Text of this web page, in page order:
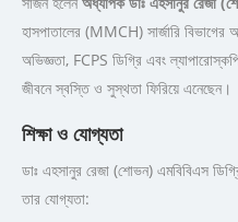
হাসপাতালের (MMCH) সার্জারি বিভাগের
অভিজ্ঞতা, FCPS ডিগ্রি এবং
জীবনে স্বস্তি ও সুস্থতা ফিরিয়ে এনেছেন।
শিক্ষা ও যোগ্যতা
ডাঃ এহসানুর রেজা (শোভন) এমবিবিএস
তার যোগ্যতা: